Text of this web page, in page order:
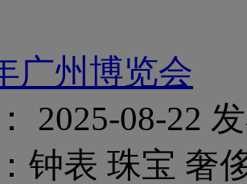
广州博览会
2025-08-22
钟表 珠宝 奢